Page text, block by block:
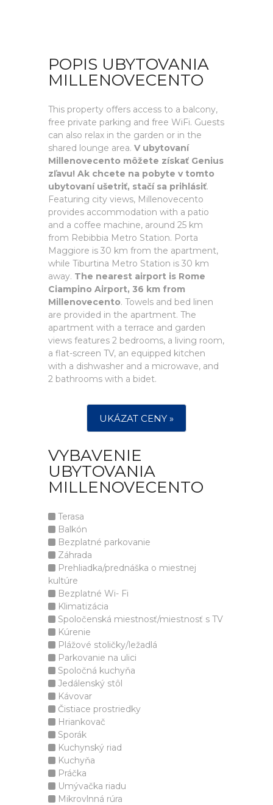
POPIS UBYTOVANIA
MILLENOVECENTO
This property offers access to a balcony,
free private parking and free WiFi. Guests
can also relax in the garden or in the
shared lounge area. V ubytovaní
Millenovecento môžete získať Genius
zľavu! Ak chcete na pobyte v tomto
ubytovaní ušetriť, stačí sa prihlásiť.
Featuring city views, Millenovecento
provides accommodation with a patio
and a coffee machine, around 25 km
from Rebibbia Metro Station. Porta
Maggiore is 30 km from the apartment,
while Tiburtina Metro Station is 30 km
away. The nearest airport is Rome
Ciampino Airport, 36 km from
Millenovecento. Towels and bed linen
are provided in the apartment. The
apartment with a terrace and garden
views features 2 bedrooms, a living room,
a flat-screen TV, an equipped kitchen
with a dishwasher and a microwave, and
2 bathrooms with a bidet.
UKÁZAT CENY »
VYBAVENIE
UBYTOVANIA
MILLENOVECENTO
Terasa
Balkón
Bezplatné parkovanie
Záhrada
Prehliadka/prednáška o miestnej
kultúre
Bezplatné Wi- Fi
Klimatizácia
Spoločenská miestnosť/miestnosť s TV
Kúrenie
Plážové stoličky/ležadlá
Parkovanie na ulici
Spoločná kuchyňa
Jedálenský stôl
Kávovar
Čistiace prostriedky
Hriankovač
Sporák
Kuchynský riad
Kuchyňa
Práčka
Umývačka riadu
Mikrovlnná rúra